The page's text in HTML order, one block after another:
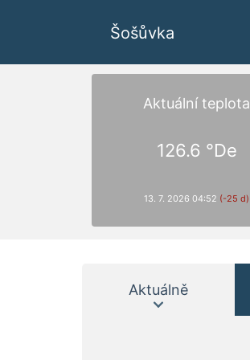
Šošůvka
Aktuální teplota
126.6 °De
13. 7. 2026 04:52 (-25 d)
Aktuálně